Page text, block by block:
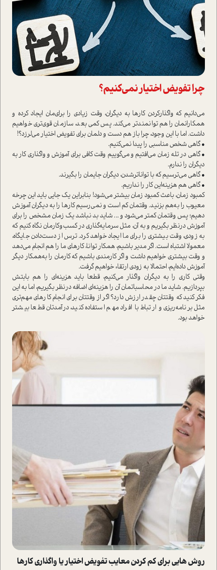
چرا تفویض اختیار نمی‌کنیم؟
می‌دانیم که واگذار‌کردن کارها به دیگران، وقت زیادی را برای‌مان ایجاد کرده و
همکارانمان را هم توانمندتر می‌کند. پس کمی بعد، سازمان قوی‌تری خواهیم
داشت. اما با این وجود، چرا باز هم دست و دلمان برای تفویض اختیار می‌لرزد؟!
• گاهی شخص مناسبی را پیدا نمی‌کنیم.
• گاهی در تله زمان می‌افتیم و می‌گوییم وقت کافی برای آموزش و واگذاری کار به
دیگران را ندارم.
• گاهی می‌ترسیم که با تواناتر‌شدن، دیگران جایمان را بگیرند.
• گاهی هم هزینه‌این کار را نداریم.
کمبود زمان، باعث کمبود زمان بیشتر می‌شود! بنابراین یک‌ جایی باید این چرخه
معیوب را به‌هم بزنید. وقتمان کم ا‌ست و نمی‌رسیم کارها را به دیگران آموزش
دهیم؛ پس وقتمان کمتر می‌شود و ... شاید بد نباشد یک زمان مشخص را برای
آموزش در‌نظر بگیریم و به آن‌، مثل سرمایه‌گذاری در کسب‌وکارمان نگاه کنیم که
به زودی، وقت بیشتری را برای ما ایجاد خواهد کرد. ترس از دست‌دادن جایگاه،
معمولا اشتباه ا‌ست. اگر مدیر باشیم، همکار توانا، کارهای ما را هم انجام می‌دهد
و وقت بیشتری خواهیم داشت و اگر کارمندی باشیم که کارمان را به‌همکار دیگر
آموزش داده‌ایم، احتمالا به زودی ارتقاء خواهیم گرفت.
وقتی کاری را به دیگران واگذار می‌کنیم، قطعا باید هزینه‌ای را هم بابتش
بپردازیم. شاید ما در محاسباتمان آن را هزینه‌ای اضافه در‌نظر بگیریم، اما به این
فکر کنید که وقتتان چقدر ارزش دارد؟ اگر از وقتتان برای انجام کارهای مهم‌تری
مثل برنامه‌ریزی و ارتباط با افراد مهم ا‌ستفاده کنید، در‌آمدتان قطعا بیشتر
خواهد بود.
روش هایی برای کم کردن معایب تفویض اختیار یا واگذاری کارها